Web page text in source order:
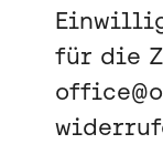
für die